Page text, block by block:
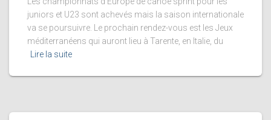
juniors et U23 sont achevés mais la saison internationale
va se poursuivre. Le prochain rendez-vous est les Jeux
méditerranéens qui auront lieu à Tarente, en Italie, du
Lire la suite